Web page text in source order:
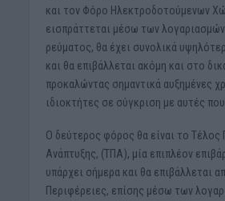
και τον Φόρο Ηλεκτροδοτούμενων
εισπράττεται μέσω των
ρεύματος, θα έχει συνολικά
και θα επιβάλλεται ακόμη και στο
προκαλώντας σημαντικά αυξημένες
ιδιοκτήτες σε σύγκριση με αυτές
Ο δεύτερος φόρος θα είναι το Τέλος
Ανάπτυξης, (ΤΠΑ), μία επιπλέον
υπάρχει σήμερα και θα επιβάλλεται
Περιφέρειες, επίσης μέσω των